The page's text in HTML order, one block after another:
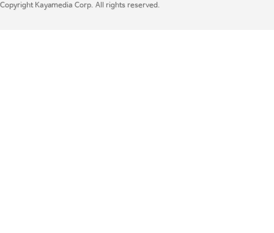
LIFESTYLE
Copyright Kayamedia Corp. All rights reserved.